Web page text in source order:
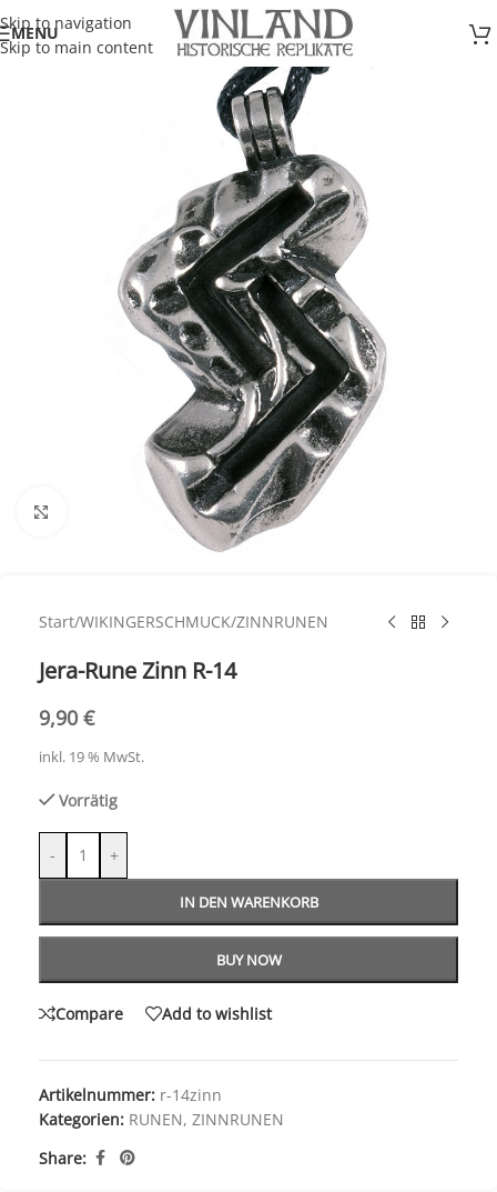
Skip to navigation
Skip to main content
MENU
Click to enlarge
Start/WIKINGERSCHMUCK/ZINNRUNEN
Jera-Rune Zinn R-14
9,90 €
inkl. 19 % MwSt.
Vorrätig
- +
IN DEN WARENKORB
BUY NOW
Compare Add to wishlist
Artikelnummer: r-14zinn
Kategorien: RUNEN, ZINNRUNEN
Share: